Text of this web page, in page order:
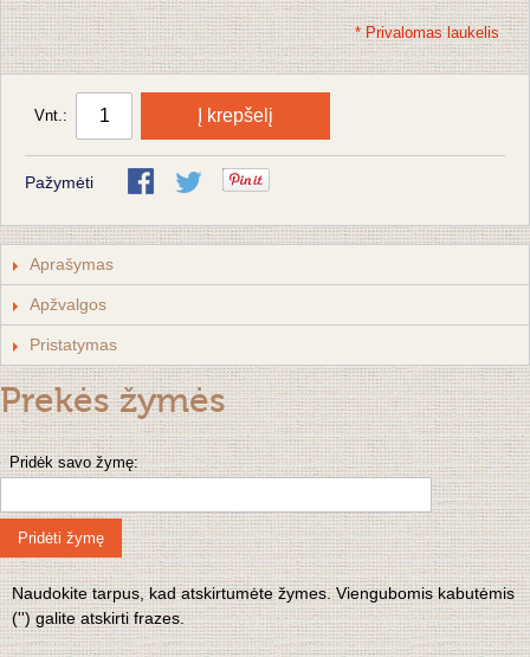
* Privalomas laukelis
Vnt.: Į krepšelį
Pažymėti
Aprašymas
Apžvalgos
Pristatymas
Prekės žymės
Pridėk savo žymę:
Pridėti žymę
Naudokite tarpus, kad atskirtumėte žymes. Viengubomis kabutėmis
('') galite atskirti frazes.